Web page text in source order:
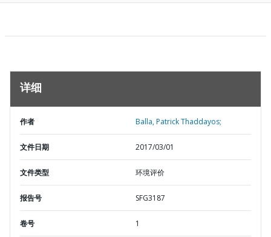
详细
作者 Balla, Patrick Thaddayos;
文件日期 2017/03/01
文件类型 环境评价
报告号 SFG3187
卷号 1